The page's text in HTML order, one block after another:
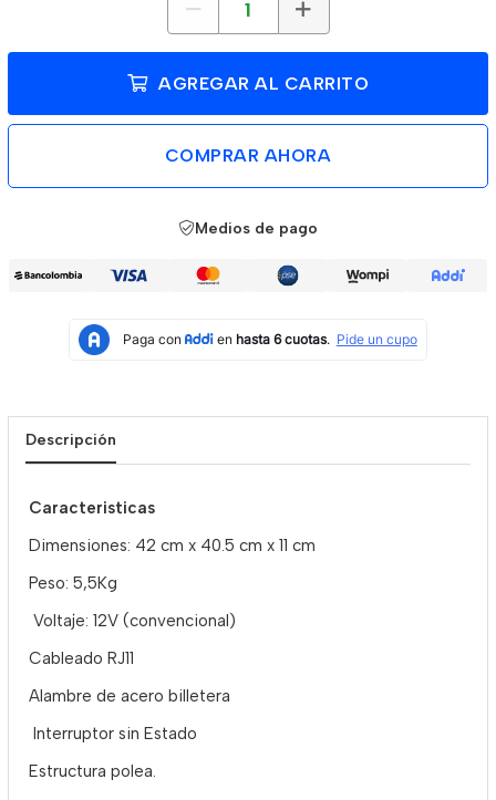
AGREGAR AL CARRITO
COMPRAR AHORA
Medios de pago
Descripción
Caracteristicas
Dimensiones: 42 cm x 40.5 cm x 11 cm
Peso: 5,5Kg
Voltaje: 12V (convencional)
Cableado RJ11
Alambre de acero billetera
Interruptor sin Estado
Estructura polea.